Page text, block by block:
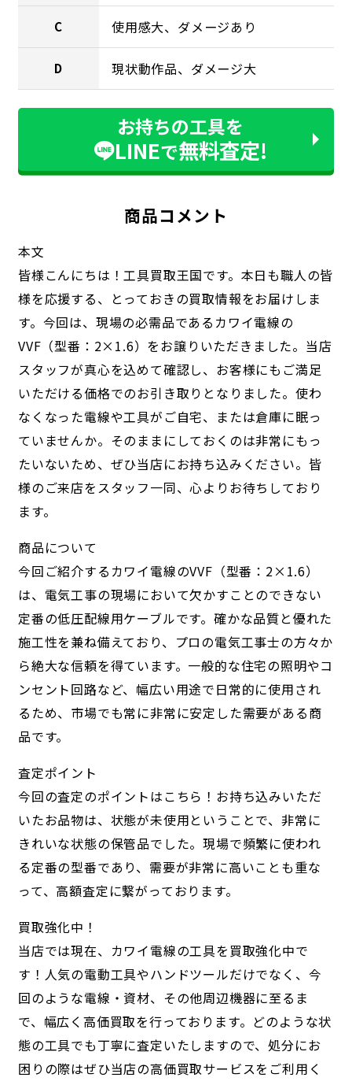
C 使用感大、ダメージあり
D 現状動作品、ダメージ大
お持ちの工具を
LINEで無料査定!
商品コメント
本文
皆様こんにちは！工具買取王国です。本日も職人の皆
様を応援する、とっておきの買取情報をお届けしま
す。今回は、現場の必需品であるカワイ電線の
VVF（型番：2×1.6）をお譲りいただきました。当店
スタッフが真心を込めて確認し、お客様にもご満足
いただける価格でのお引き取りとなりました。使わ
なくなった電線や工具がご自宅、または倉庫に眠っ
ていませんか。そのままにしておくのは非常にもっ
たいないため、ぜひ当店にお持ち込みください。皆
様のご来店をスタッフ一同、心よりお待ちしており
ます。
商品について
今回ご紹介するカワイ電線のVVF（型番：2×1.6）
は、電気工事の現場において欠かすことのできない
定番の低圧配線用ケーブルです。確かな品質と優れた
施工性を兼ね備えており、プロの電気工事士の方々か
ら絶大な信頼を得ています。一般的な住宅の照明やコ
ンセント回路など、幅広い用途で日常的に使用され
るため、市場でも常に非常に安定した需要がある商
品です。
査定ポイント
今回の査定のポイントはこちら！お持ち込みいただ
いたお品物は、状態が未使用ということで、非常に
きれいな状態の保管品でした。現場で頻繁に使われ
る定番の型番であり、需要が非常に高いことも重な
って、高額査定に繋がっております。
買取強化中！
当店では現在、カワイ電線の工具を買取強化中で
す！人気の電動工具やハンドツールだけでなく、今
回のような電線・資材、その他周辺機器に至るま
で、幅広く高価買取を行っております。どのような状
態の工具でも丁寧に査定いたしますので、処分にお
困りの際はぜひ当店の高価買取サービスをご利用く